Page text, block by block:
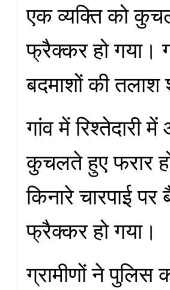
एक व्यक्ति को
फ्रैक्कर हो गया।
बदमाशों की
गांव में रिश्तेदारी
कुचलते हुए फरार
किनारे चारपाई
फ्रैक्कर हो गया।
ग्रामीणों ने पुलिस